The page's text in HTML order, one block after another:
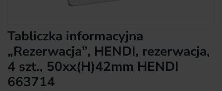
Tabliczka informacyjna
„Rezerwacja”, HENDI, rezerwacja,
4 szt., 50xx(H)42mm HENDI
663714